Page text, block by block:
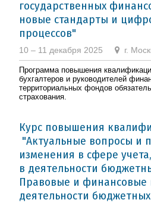
государственных
новые стандарты и
процессов"
10 – 11 декабря 2025 г.
Программа повышения
бухгалтеров и руководителей
территориальных фондов
страхования.
Курс повышения
"Актуальные вопросы и
изменения в сфере
в деятельности
Правовые и финансовые
деятельности